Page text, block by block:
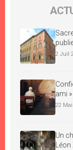
2 Juil
ami »
22
Un